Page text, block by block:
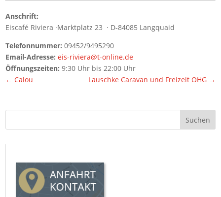
Anschrift:
Eiscafé Riviera ·Marktplatz 23 · D-84085 Langquaid
Telefonnummer: 09452/9495290
Email-Adresse: eis-riviera@t-online.de
Öffnungszeiten: 9:30 Uhr bis 22:00 Uhr
← Calou Lauschke Caravan und Freizeit OHG →